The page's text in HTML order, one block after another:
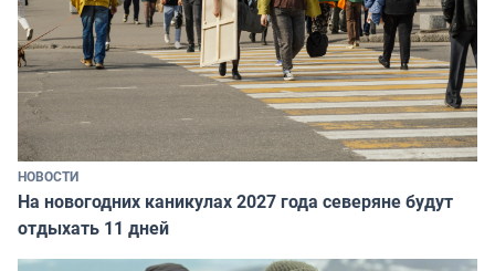
НОВОСТИ
На новогодних каникулах 2027 года северяне будут
отдыхать 11 дней